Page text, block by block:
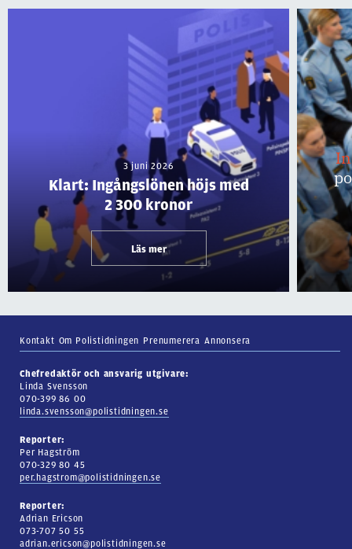
3 juni 2026
Klart: Ingångslönen höjs med
2 300 kronor
Läs mer
Kontakt Om Polistidningen Prenumerera Annonsera
Chefredaktör och ansvarig utgivare:
Linda Svensson
070-399 86 00
linda.svensson@polistidningen.se
Reporter:
Per Hagström
070-329 80 45
per.hagstrom@polistidningen.se
Reporter:
Adrian Ericson
073-707 50 55
adrian.ericson@polistidningen.se